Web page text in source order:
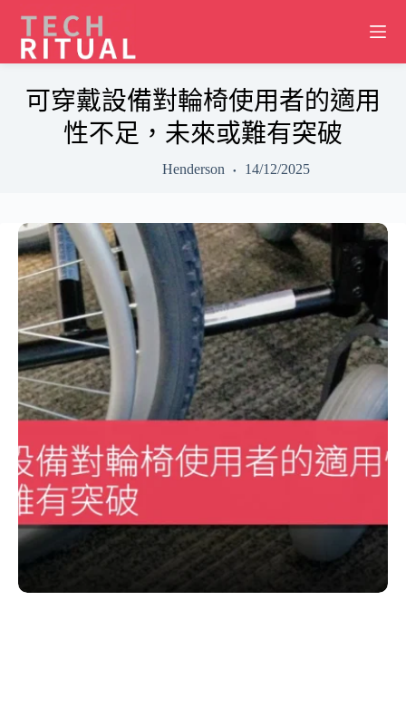
content
可穿戴設備對輪椅使用者的適用
性不足，未來或難有突破
Henderson 14/12/2025